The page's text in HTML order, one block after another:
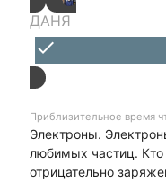
ДАНЯ
done
Приблизительное время
Электроны.
любимых частиц. Кто
отрицательно